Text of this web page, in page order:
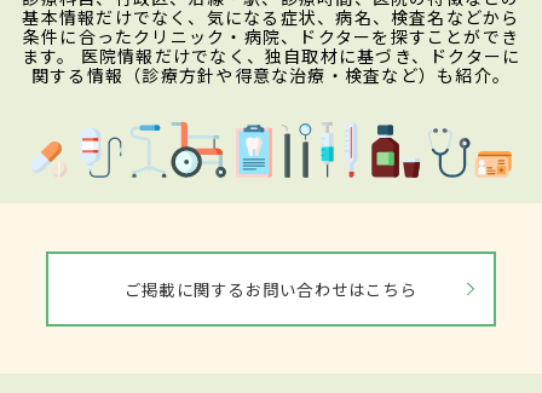
基本情報だけでなく、気になる症状、病名、検査名などから
条件に合ったクリニック・病院、ドクターを探すことができ
ます。 医院情報だけでなく、独自取材に基づき、ドクターに
関する情報（診療方針や得意な治療・検査など）も紹介。
ご掲載に関するお問い合わせはこちら